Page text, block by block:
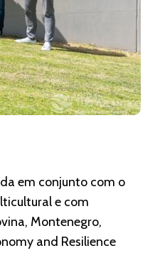
em conjunto com o
e com
Montenegro,
and Resilience